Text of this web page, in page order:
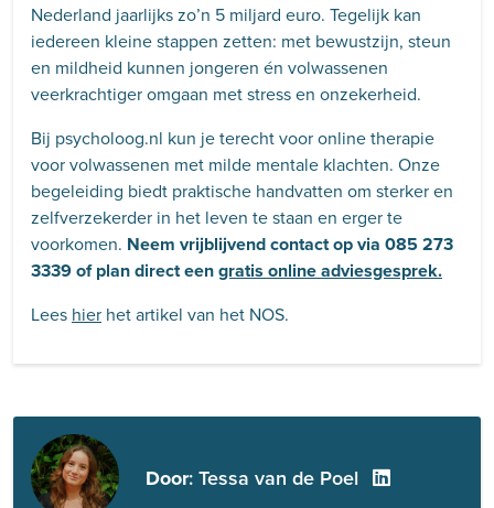
Nederland jaarlijks zo’n 5 miljard euro. Tegelijk kan
iedereen kleine stappen zetten: met bewustzijn, steun
en mildheid kunnen jongeren én volwassenen
veerkrachtiger omgaan met stress en onzekerheid.
Bij psycholoog.nl kun je terecht voor online therapie
voor volwassenen met milde mentale klachten. Onze
begeleiding biedt praktische handvatten om sterker en
zelfverzekerder in het leven te staan en erger te
voorkomen. Neem vrijblijvend contact op via 085 273
3339 of plan direct eengratis online adviesgesprek.
Lees hier het artikel van het NOS.
Door: Tessa van de Poel